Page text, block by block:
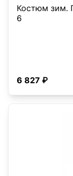
Костюм зим.
6
6 827 ₽